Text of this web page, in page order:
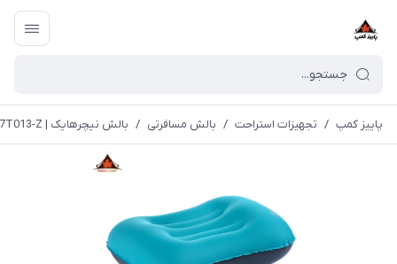
پاییز کمپ / تجهیزات استراحت / بالش مسافرتی / بالش نیچرهایک | NH17T013-Z